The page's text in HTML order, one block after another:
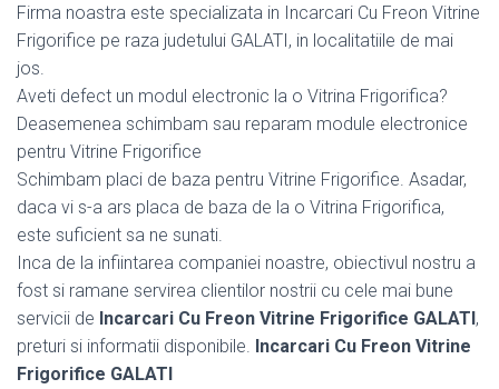
Firma noastra este specializata in Incarcari Cu Freon Vitrine
Frigorifice pe raza judetului GALATI, in localitatiile de mai
jos.
Aveti defect un modul electronic la o Vitrina Frigorifica?
Deasemenea schimbam sau reparam module electronice
pentru Vitrine Frigorifice
Schimbam placi de baza pentru Vitrine Frigorifice. Asadar,
daca vi s-a ars placa de baza de la o Vitrina Frigorifica,
este suficient sa ne sunati.
Inca de la infiintarea companiei noastre, obiectivul nostru a
fost si ramane servirea clientilor nostrii cu cele mai bune
servicii de Incarcari Cu Freon Vitrine Frigorifice GALATI,
preturi si informatii disponibile. Incarcari Cu Freon Vitrine
Frigorifice GALATI